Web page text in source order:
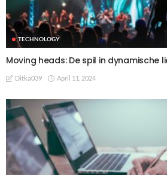
TECHNOLOGY
Moving heads: De spil in dynamische
Ditka039 April 11, 2024